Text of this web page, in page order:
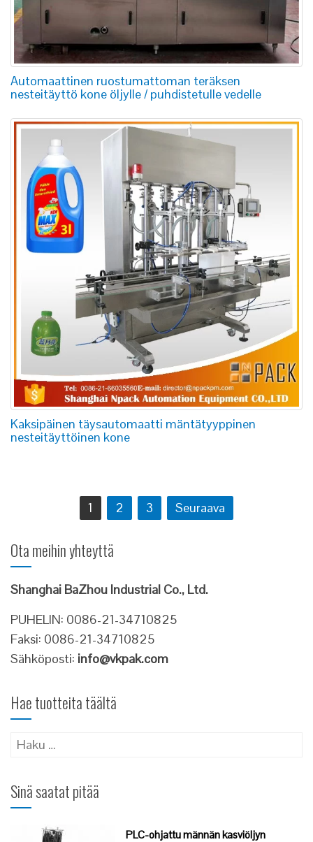
Automaattinen ruostumattoman teräksen
nesteitäyttö kone öljylle / puhdistetulle vedelle
Kaksipäinen täysautomaatti mäntätyyppinen
nesteitäyttöinen kone
1 2 3 Seuraava
Ota meihin yhteyttä
Shanghai BaZhou Industrial Co., Ltd.
PUHELIN: 0086-21-34710825
Faksi: 0086-21-34710825
Sähköposti: info@vkpak.com
Hae tuotteita täältä
Haku:
Sinä saatat pitää
PLC-ohjattu männän kasviöljyn